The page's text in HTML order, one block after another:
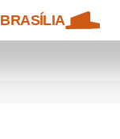
BRASÍLIA